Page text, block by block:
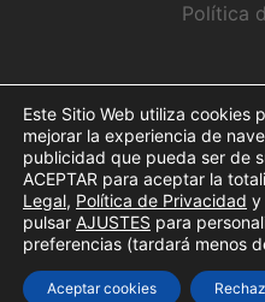
Política
© Copyright 2017.
Este Sitio Web utiliza cookies
mejorar la experiencia de
publicidad que pueda ser de
ACEPTAR para aceptar la
Legal, Política de Privacidad y
pulsar AJUSTES para
preferencias (tardará menos
Aceptar cookies